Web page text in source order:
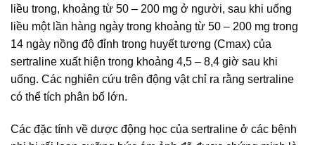
liều trong, khoảng từ 50 – 200 mg ở người, sau khi uống
liều một lần hàng ngày trong khoảng từ 50 – 200 mg trong
14 ngày nồng độ đỉnh trong huyết tương (Cmax) của
sertraline xuất hiện trong khoảng 4,5 – 8,4 giờ sau khi
uống. Các nghiên cứu trên động vật chỉ ra rằng sertraline
có thể tích phân bố lớn.
Các đặc tính về dược động học của sertraline ở các bệnh